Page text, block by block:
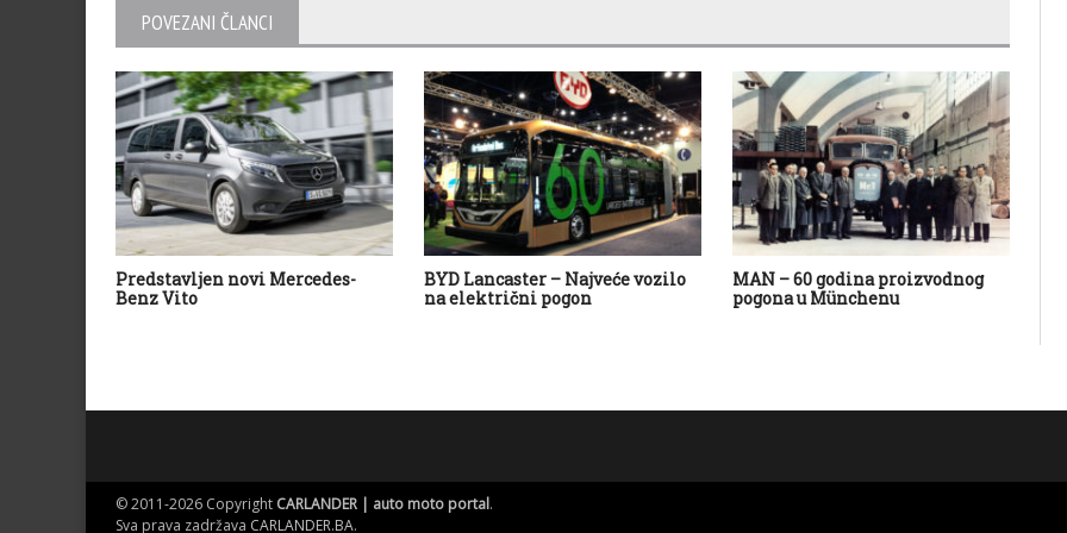
POVEZANI ČLANCI
Predstavljen novi Mercedes-
Benz Vito
BYD Lancaster – Najveće vozilo
na električni pogon
MAN – 60 godina proizvodnog
pogona u Münchenu
© 2011-2026 Copyright CARLANDER | auto moto portal.
Sva prava zadržava CARLANDER.BA.